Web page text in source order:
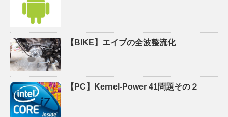
【BIKE】エイプの全波整流化
【PC】Kernel-Power 41問題その２